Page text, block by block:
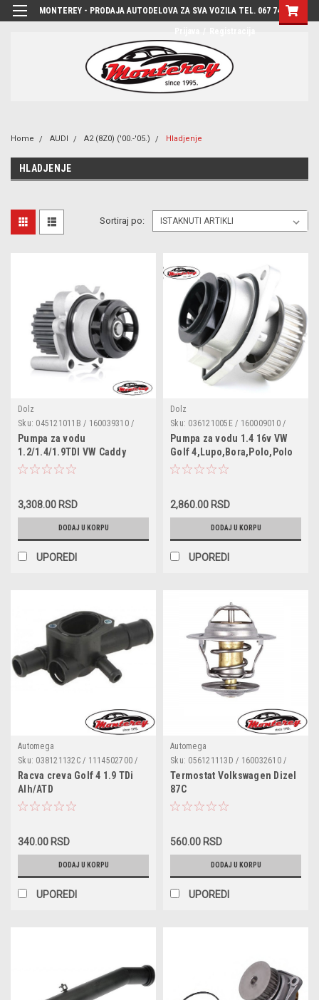
MONTEREY - PRODAJA AUTODELOVA ZA SVA VOZILA TEL. 067 7444-780
Home AUDI A2 (8Z0) ('00.-'05.) Hladjenje
HLADJENJE
Sortiraj po:
Dolz
Sku: 045121011B / 160039310 /
A196
Pumpa za vodu
1.2/1.4/1.9TDI VW Caddy
3,Lupo,Polo,Sharan,Transporter
Ibiza
4,Arosa,Cordoba,Alhambra,Altea,Toledo
3,Leon,Altea XL,Skoda
A2,A3,Ford Galaxy
3,308.00 RSD
DODAJ U KORPU
UPOREDI
Dolz
Sku: 036121005E / 160009010 /
A191 / 036121005B / 036121005Q
/ 036121005S / 036121008K /
036121008L
Pumpa za vodu 1.4 16v VW
Golf 4,Lupo,Bora,Polo,Polo
Classic,Caddy II,Beetle,Golf
II,Inca,Ibiza
XL
2,860.00 RSD
DODAJ U KORPU
UPOREDI
Automega
Sku: 038121132C / 1114502700 /
160051610
Racva creva Golf 4 1.9 TDi
Alh/ATD
340.00 RSD
DODAJ U KORPU
UPOREDI
Automega
Sku: 056121113D / 160032610 /
1002788 / 1031881 / 1069699 /
1096699 / 6176366 / 044121113
Termostat Volkswagen Dizel
87C
560.00 RSD
DODAJ U KORPU
UPOREDI